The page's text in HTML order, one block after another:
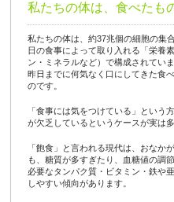
私たちの体は、食べたも
私たちの体は、約37兆個の細胞の集
日の食事によって取り入れる「栄養
ン・ミネラルなど）で構成されていま
昨日までに何気なく口にしてきた食
のです。
「食事には気をつけている」という
が欠乏しているというケースが実は多
「飽食」と言われる現代は、おなか
も、糖質が多すぎたり、血糖値の調
必要なタンパク質・ビタミン・鉄や
しやすい傾向があります。